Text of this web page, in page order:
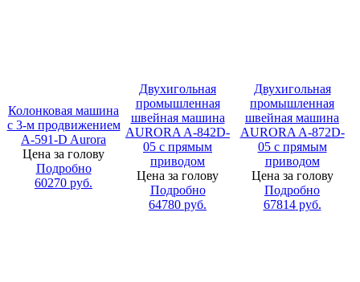
Колонковая машина
с 3-м продвижением
A-591-D Aurora
Цена за голову
Подробно
60270 руб.
Двухигольная
промышленная
швейная машина
AURORA A-842D-
05 с прямым
приводом
Цена за голову
Подробно
64780 руб.
Двухигольная
промышленная
швейная машина
AURORA A-872D-
05 с прямым
приводом
Цена за голову
Подробно
67814руб.